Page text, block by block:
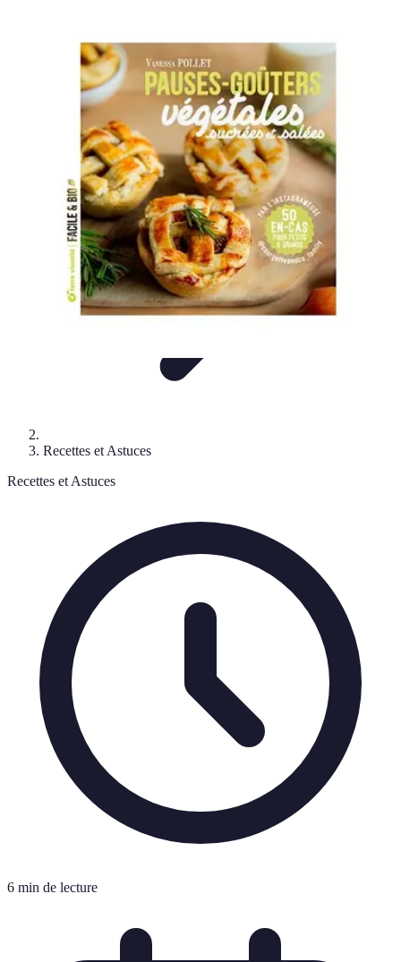
Gâteaux Maison
Recettes et Astuces
Recettes et Astuces
6 min de lecture